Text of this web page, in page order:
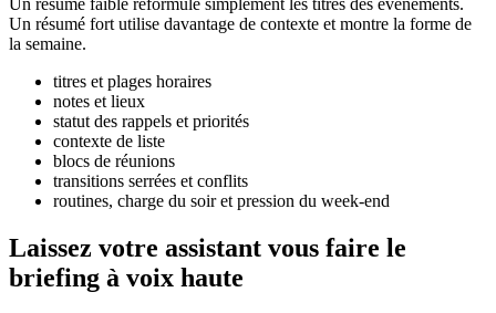
Un résumé fort utilise davantage de contexte et montre la forme de
la semaine.
titres et plages horaires
notes et lieux
statut des rappels et priorités
contexte de liste
blocs de réunions
transitions serrées et conflits
routines, charge du soir et pression du week-end
Laissez votre assistant vous faire le
briefing à voix haute